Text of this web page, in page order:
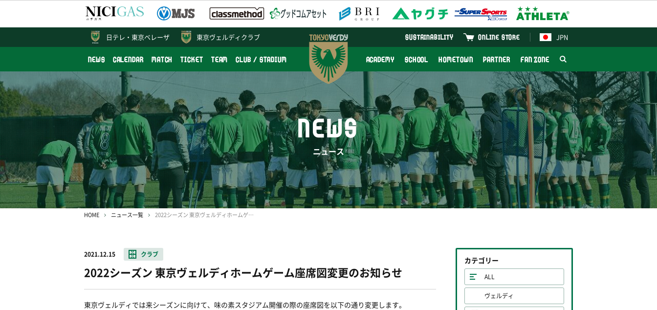
東京ヴェルディクラブ JPN
ONLINE STORE
SUSTAINABILITY
NEWS CALENDAR MATCH TICKET TEAM CLUB / STADIUM ACADEMY SCHOOL HOMETOWN PARTNER FAN ZONE
日テレ・ 東京ベレーザ
NEWS
ニュース
HOME ニュース一覧 2022シーズン 東京ヴェルディホームゲーム座席図変更のお知らせ
2021.12.15 クラブ
2022シーズン 東京ヴェルディホームゲーム座席図変更のお知らせ
東京ヴェルディでは来シーズンに向けて、味の素スタジアム開催の際の座席図を以下の通り変更します。
カテゴリー
ALL
ヴェルディ